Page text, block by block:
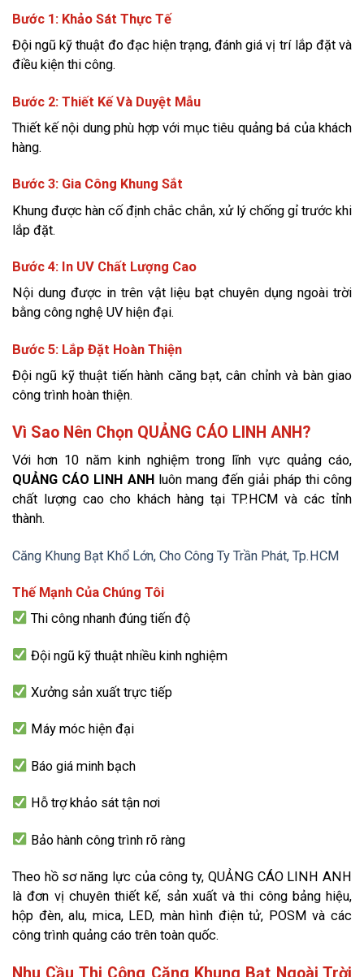
Bước 1: Khảo Sát Thực Tế
Đội ngũ kỹ thuật đo đạc hiện trạng, đánh giá vị trí lắp đặt và
điều kiện thi công.
Bước 2: Thiết Kế Và Duyệt Mẫu
Thiết kế nội dung phù hợp với mục tiêu quảng bá của khách
hàng.
Bước 3: Gia Công Khung Sắt
Khung được hàn cố định chắc chắn, xử lý chống gỉ trước khi
lắp đặt.
Bước 4: In UV Chất Lượng Cao
Nội dung được in trên vật liệu bạt chuyên dụng ngoài trời
bằng công nghệ UV hiện đại.
Bước 5: Lắp Đặt Hoàn Thiện
Đội ngũ kỹ thuật tiến hành căng bạt, cân chỉnh và bàn giao
công trình hoàn thiện.
Vì Sao Nên Chọn QUẢNG CÁO LINH ANH?
Với hơn 10 năm kinh nghiệm trong lĩnh vực quảng cáo,
QUẢNG CÁO LINH ANHluôn mang đến giải pháp thi công
chất lượng cao cho khách hàng tại TP.HCM và các tỉnh
thành.
Căng Khung Bạt Khổ Lớn, Cho Công Ty Trần Phát, Tp.HCM
Thế Mạnh Của Chúng Tôi
Thi công nhanh đúng tiến độ
Đội ngũ kỹ thuật nhiều kinh nghiệm
Xưởng sản xuất trực tiếp
Máy móc hiện đại
Báo giá minh bạch
Hỗ trợ khảo sát tận nơi
Bảo hành công trình rõ ràng
Theo hồ sơ năng lực của công ty, QUẢNG CÁO LINH ANH
là đơn vị chuyên thiết kế, sản xuất và thi công bảng hiệu,
hộp đèn, alu, mica, LED, màn hình điện tử, POSM và các
công trình quảng cáo trên toàn quốc.
Nhu Cầu Thi Công Căng Khung Bạt Ngoài Trời